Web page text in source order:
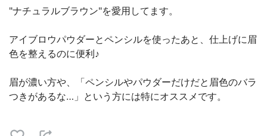
"ナチュラルブラウン"を愛用してます。
アイブロウパウダーとペンシルを使ったあと、仕上げに眉
色を整えるのに便利♪
眉が濃い方や、「ペンシルやパウダーだけだと眉色のバラ
つきがあるな…」という方には特にオススメです。